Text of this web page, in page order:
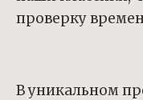
проверку
В уникальном